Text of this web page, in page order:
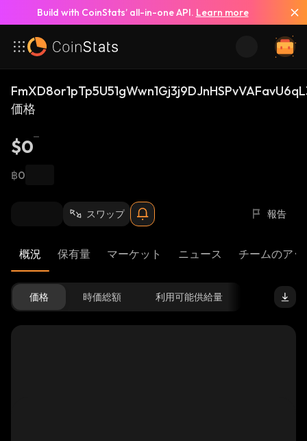
Build with CoinStats’ all-in-one API. Learn more
価格
$0
฿0
スワップ 報告
概況 保有量 マーケット ニュース チームのア
価格 時価総額 利用可能供給量